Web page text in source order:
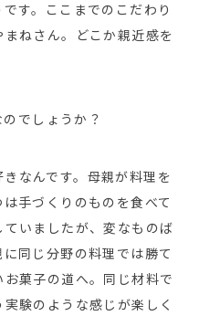
す。ここまでのこだわり
ねさん。どこか親近感を
でしょうか？
なんです。母親が料理を
手づくりのものを食べて
いましたが、変なものば
同じ分野の料理では勝て
菓子の道へ。同じ材料で
験のような感じが楽しく